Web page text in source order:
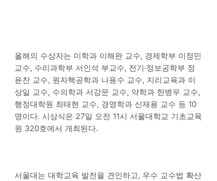
올해의 수상자는 미학과 이해완 교수, 경제학부 이정민
교수, 수리과학부 서인석 부교수, 전기·정보공학부 정
윤찬 교수, 원자핵공학과 나용수 교수, 지리교육과 이
상일 교수, 수의학과 서강문 교수, 약학과 한병우 교수,
행정대학원 최태현 교수, 경영학과 신재용 교수 등 10
명이다. 시상식은 27일 오전 11시 서울대학교 기초교육
원 320호에서 개최된다.
서울대는 대학교육 발전을 견인하고, 우수 교수법 확산